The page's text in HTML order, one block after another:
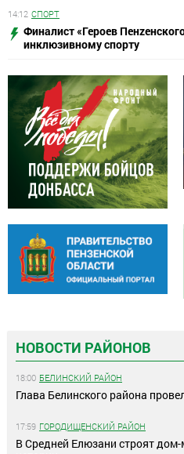
14:12 СПОРТ
Финалист «Героев
инклюзивному спорту
НОВОСТИ РАЙОНОВ
18:00 БЕЛИНСКИЙ РАЙОН
Глава Белинского района
17:59 ГОРОДИЩЕНСКИЙ РАЙОН
В Средней Елюзани строят дом-